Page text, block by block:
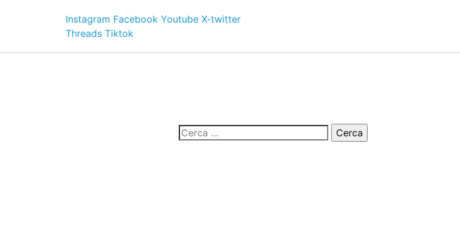
Instagram Facebook Youtube X-twitter
Threads Tiktok